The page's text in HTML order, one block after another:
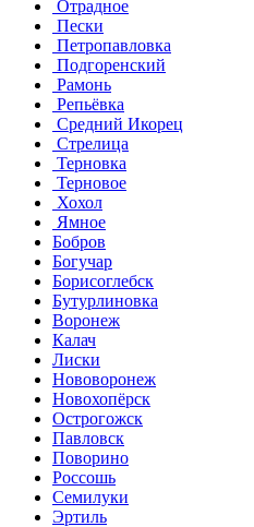
Отрадное
Пески
Петропавловка
Подгоренский
Рамонь
Репьёвка
Средний Икорец
Стрелица
Терновка
Терновое
Хохол
Ямное
Бобров
Богучар
Борисоглебск
Бутурлиновка
Воронеж
Калач
Лиски
Нововоронеж
Новохопёрск
Острогожск
Павловск
Поворино
Россошь
Семилуки
Эртиль